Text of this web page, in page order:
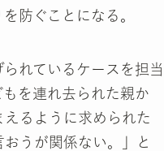
防ぐことになる。
れているケースを担当
を連れ去られた親か
るように求められた
うが関係ない。」と